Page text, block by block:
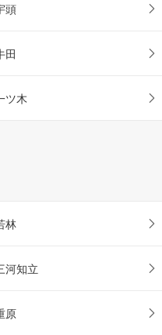
頭
田
ツ木
林
河知立
原